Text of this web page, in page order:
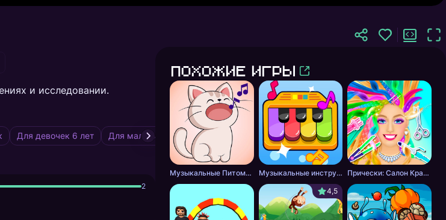
и исследовании.
Для девочек 6 лет Для мальчиков 6 лет Для детей 6 лет Квесты Кости
2
Похожие игры
Музыкальные Питомцы! Милые Поющие Котики Музыкальные инструменты для детей Прически: Салон Красоты
4,5